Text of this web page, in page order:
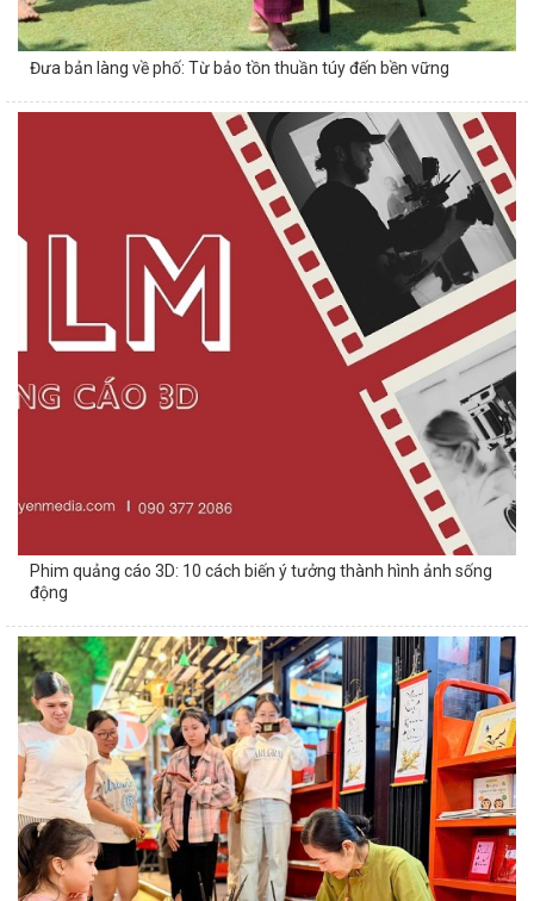
Đưa bản làng về phố: Từ bảo tồn thuần túy đến bền vững
Phim quảng cáo 3D: 10 cách biến ý tưởng thành hình ảnh sống
động